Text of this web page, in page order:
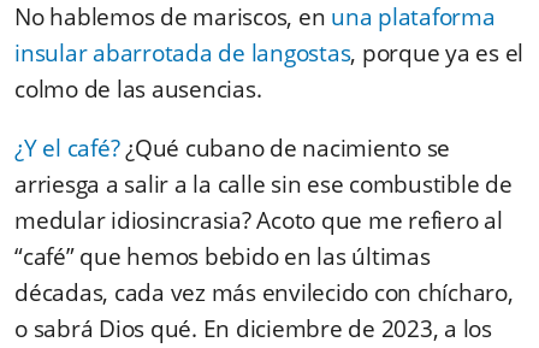
No hablemos de mariscos, en una plataforma
insular abarrotada de langostas, porque ya es el
colmo de las ausencias.
¿Y el café?¿Qué cubano de nacimiento se
arriesga a salir a la calle sin ese combustible de
medular idiosincrasia? Acoto que me refiero al
“café” que hemos bebido en las últimas
décadas, cada vez más envilecido con chícharo,
o sabrá Dios qué. En diciembre de 2023, a los